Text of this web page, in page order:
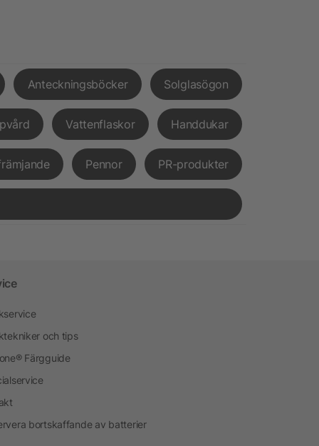
Anteckningsböcker Solglasögon
Vattenflaskor Handdukar
Pennor PR-produkter
och tips
Färgguide
bortskaffande av batterier